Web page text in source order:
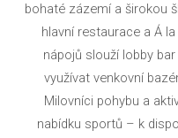
bohaté zázemí a širokou
hlavní restaurace a Á
nápojů slouží lobby
využívat venkovní
Milovníci pohybu a
nabídku sportů – k